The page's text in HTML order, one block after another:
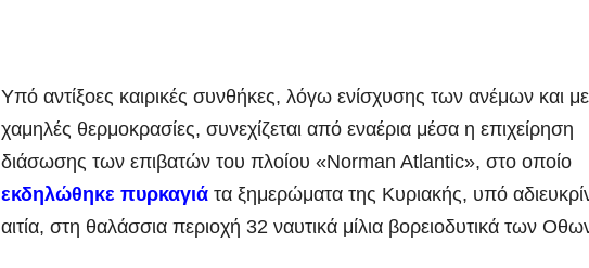
Υπό αντίξοες καιρικές συνθήκες, λόγω ενίσχυσης των ανέμων και με
χαμηλές θερμοκρασίες, συνεχίζεται από εναέρια μέσα η επιχείρηση
διάσωσης των επιβατών του πλοίου «Norman Atlantic», στο οποίο
εκδηλώθηκε πυρκαγιά τα ξημερώματα της Κυριακής, υπό
αιτία, στη θαλάσσια περιοχή 32 ναυτικά μίλια βορειοδυτικά των